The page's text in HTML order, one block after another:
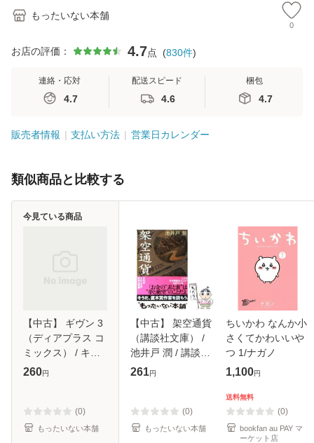
もったいない本舗
0
お店の評価： 4.7点 (830件)
連絡・応対
4.7
配送スピード
4.6
梱包
4.7
販売者情報 支払い方法 営業日カレンダー
類似商品と比較する
【中古】 ギヴン 3
（ディアプラス コ
ミックス） / キヅ
ナツキ / 新書館 [コ
260円
(0)
もったいない本舗
今見ている商品
【中古】 架空通貨
（講談社文庫） /
池井戸 潤 / 講談社
[文庫]【メール便送
261円
(0)
もったいない本舗
ちいかわ なんか小
さくてかわいいや
つ 1/ナガノ
1,100円
送料無料
(0)
bookfan au PAY マ
ーケット店